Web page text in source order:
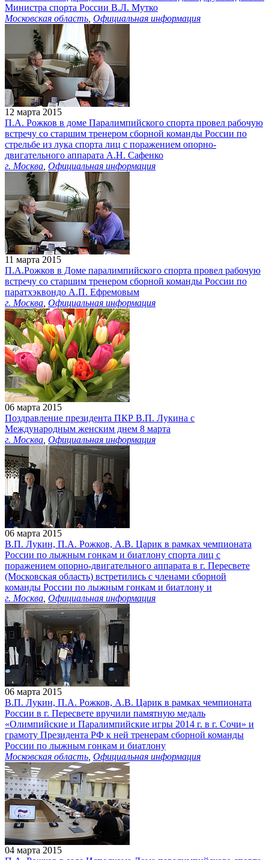
Министра спорта России В.Л. Мутко
Московская область Официальная информация
12 марта 2015
П.А. Рожков в доме Паралимпийского спорта провел рабочую
встречу со старшим тренером сборной команды России по
стрельбе из лука спорта лиц с поражением опорно-
двигательного аппарата А.Н. Сафенко
г. Москва Официальная информация
11 марта 2015
П.А.Рожков в Доме паралимпийского спорта провел рабочую
встречу со старшим тренером сборной команды России по
паратхэквондо А.П. Ефремовым
г. Москва Официальная информация
06 марта 2015
Поздравление президента ПКР В.П. Лукина с
Международным женским днем 8 марта
г. Москва Официальная информация
06 марта 2015
В.П. Лукин, П.А. Рожков, А.В. Царик в рамках чемпионата
России по лыжным гонкам и биатлону спорта лиц с
поражением опорно-двигательного аппарата в г. Пересвете
(Московская область) встретились с членами сборной
команды России по лыжным гонкам и биатлону и
г. Москва Официальная информация
06 марта 2015
В.П. Лукин, П.А. Рожков, А.В. Царик в рамках чемпионата
России в г. Пересвете вручили памятную медаль
«Олимпийские и Паралимпийские игры 2014 г. в г. Сочи» и
грамоту Президента РФ к ней тренерам сборной команды
России по лыжным гонкам и биатлону
Московская область Официальная информация
04 марта 2015